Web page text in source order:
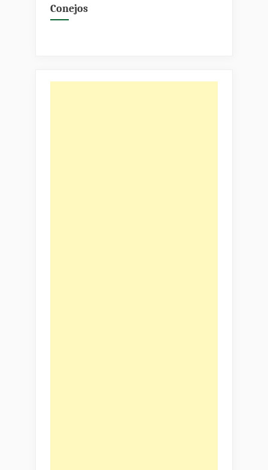
Conejos